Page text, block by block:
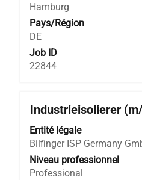
Hamburg
Pays/Région
DE
Job ID
22844
d’emploi.
Titre
Industrieisolierer
Entité légale
Bilfinger ISP Germany
Niveau professionnel
Professional
Sélectionnez
la
barre
d’espacement
pour